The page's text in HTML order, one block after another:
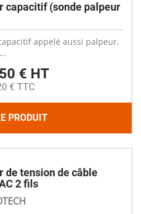
capacitif (sonde palpeur
appelé aussi palpeur,
€ HT
€ TTC
PRODUIT
de tension de câble
2 fils